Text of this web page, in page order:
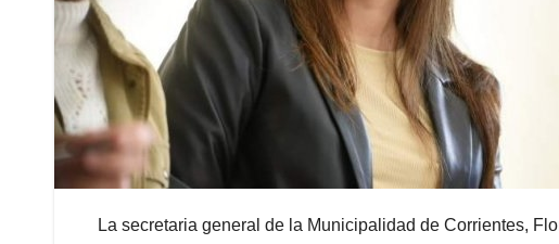
La secretaria general de la Municipalidad de Corrientes,